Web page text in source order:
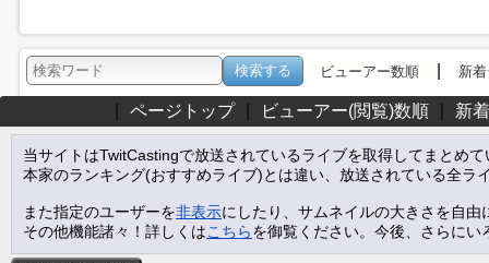
ビューアー数順| 新
ページトップ｜ ビューアー(閲覧)数順｜ 新
当サイトはTwitCastingで放送されているライブを取得してまとめ
本家のランキング(おすすめライブ)とは違い、放送されている全ラ
また指定のユーザーを非表示にしたり、サムネイルの大きさを自
その他機能諸々！詳しくはこちらを御覧ください。今後、さらに